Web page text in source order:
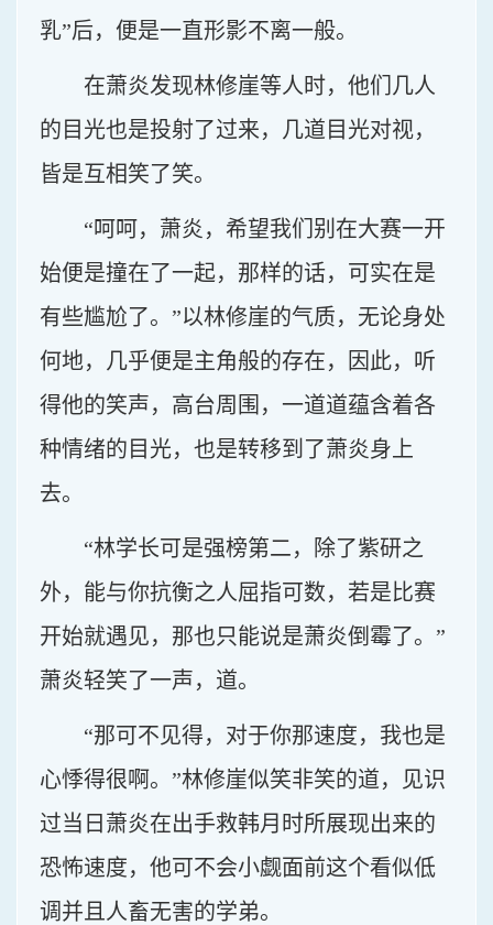
乳”后，便是一直形影不离一般。
在萧炎发现林修崖等人时，他们几人
的目光也是投射了过来，几道目光对视，
皆是互相笑了笑。
“呵呵，萧炎，希望我们别在大赛一开
始便是撞在了一起，那样的话，可实在是
有些尴尬了。”以林修崖的气质，无论身处
何地，几乎便是主角般的存在，因此，听
得他的笑声，高台周围，一道道蕴含着各
种情绪的目光，也是转移到了萧炎身上
去。
“林学长可是强榜第二，除了紫研之
外，能与你抗衡之人屈指可数，若是比赛
开始就遇见，那也只能说是萧炎倒霉了。”
萧炎轻笑了一声，道。
“那可不见得，对于你那速度，我也是
心悸得很啊。”林修崖似笑非笑的道，见识
过当日萧炎在出手救韩月时所展现出来的
恐怖速度，他可不会小觑面前这个看似低
调并且人畜无害的学弟。